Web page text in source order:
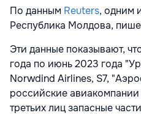
По данным Reuters, одним
Республика Молдова,
Эти данные показывают,
года по июнь 2023 года
Norwdind Airlines, S7,
российские
третьих лиц запасные